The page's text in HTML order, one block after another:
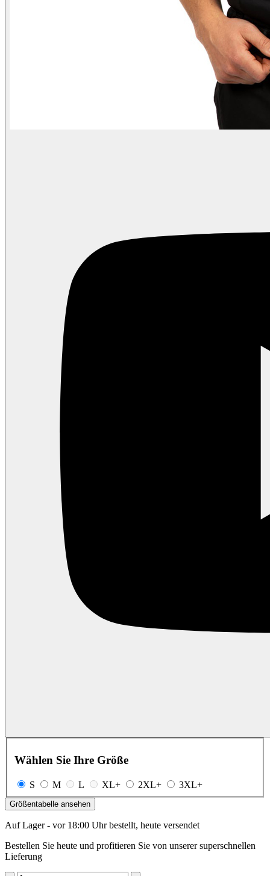
Wählen Sie Ihre Größe
S M L XL+ 2XL+ 3XL+
Größentabelle ansehen
Auf Lager - vor 18:00 Uhr bestellt, heute versendet
Bestellen Sie heute und profitieren Sie von unserer superschnellen
Lieferung